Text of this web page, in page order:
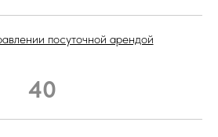
посуточной арендой
40